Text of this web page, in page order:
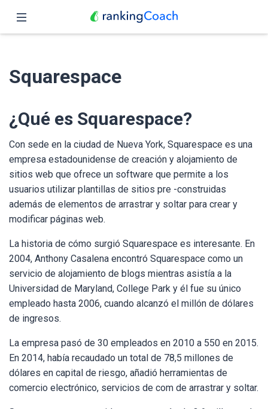
Funciones
Precio
Revendedores
Blog
Español
Squarespace
¿Qué es Squarespace?
Con sede en la ciudad de Nueva York, Squarespace es una
empresa estadounidense de creación y alojamiento de
sitios web que ofrece un software que permite a los
usuarios utilizar plantillas de sitios pre -construidas
además de elementos de arrastrar y soltar para crear y
modificar páginas web.
La historia de cómo surgió Squarespace es interesante. En
2004, Anthony Casalena encontró Squarespace como un
servicio de alojamiento de blogs mientras asistía a la
Universidad de Maryland, College Park y él fue su único
empleado hasta 2006, cuando alcanzó el millón de dólares
de ingresos.
La empresa pasó de 30 empleados en 2010 a 550 en 2015.
En 2014, había recaudado un total de 78,5 millones de
dólares en capital de riesgo, añadió herramientas de
comercio electrónico, servicios de com de arrastrar y soltar.